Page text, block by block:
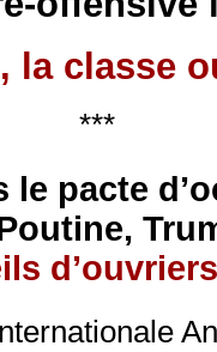
la classe
***
le pacte